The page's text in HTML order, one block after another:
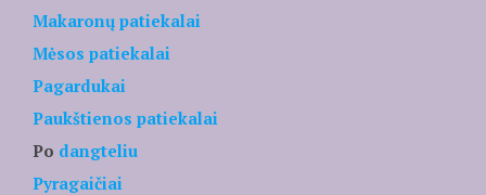
Makaronų patiekalai
Mėsos patiekalai
Pagardukai
Paukštienos patiekalai
Po dangteliu
Pyragaičiai